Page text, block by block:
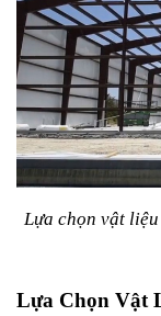
Lựa chọn vật
Lựa Chọn Vật